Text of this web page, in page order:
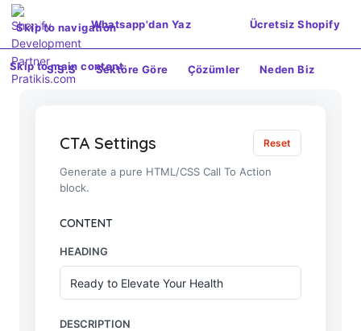
Skip to navigation
Skip to main content
Whatsapp'dan Yaz Ücretsiz Shopify
S.S.S Sektöre Göre Çözümler Neden Biz
CTA Settings Reset
Generate a pure HTML/CSS Call To Action
block.
CONTENT
HEADING
DESCRIPTION